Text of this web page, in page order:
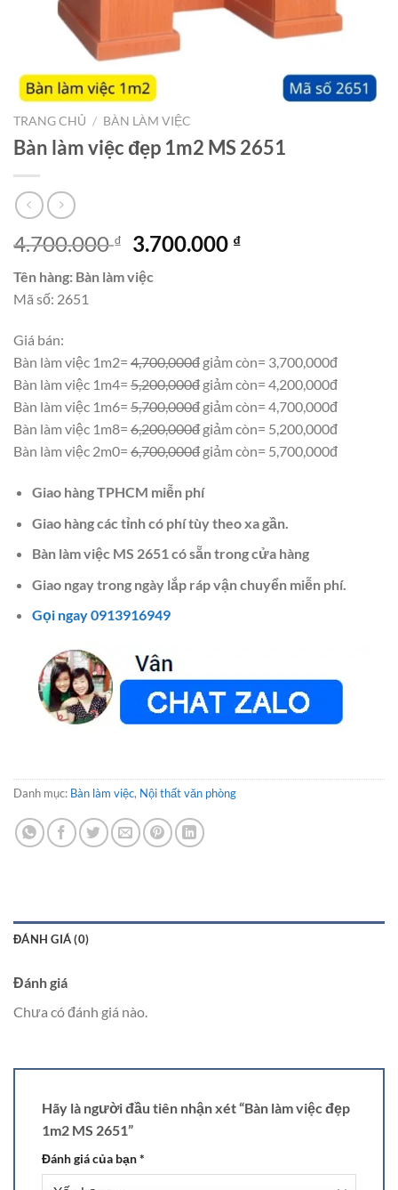
TRANG CHỦ / BÀN LÀM VIỆC
Bàn làm việc đẹp 1m2 MS 2651
4.700.000₫
Giá
gốc
là:
3.700.000 ₫Giá
Tên hàng: Bàn làm việc
Mã số: 2651
Giá bán:
Bàn làm việc 1m2= 4,700,000đ giảm còn= 3,700,000đ
Bàn làm việc 1m4= 5,200,000đ giảm còn= 4,200,000đ
Bàn làm việc 1m6= 5,700,000đ giảm còn= 4,700,000đ
Bàn làm việc 1m8= 6,200,000đ giảm còn= 5,200,000đ
Bàn làm việc 2m0= 6,700,000đ giảm còn= 5,700,000đ
Giao hàng TPHCM miễn phí
Giao hàng các tỉnh có phí tùy theo xa gần.
Bàn làm việc MS 2651 có sẵn trong cửa hàng
Giao ngay trong ngày lắp ráp vận chuyển miễn phí.
Gọi ngay 0913916949
Danh mục: Bàn làm việc, Nội thất văn phòng
ĐÁNH GIÁ (0)
Đánh giá
Chưa có đánh giá nào.
Hãy là người đầu tiên nhận xét “Bàn làm việc đẹp
1m2 MS 2651”
Đánh giá của bạn*